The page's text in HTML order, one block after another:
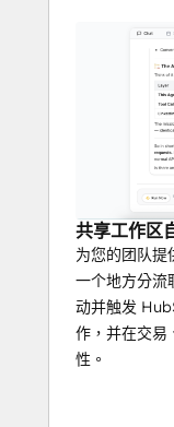
共享工作区
为您的团队提
一个地方分流
动并触发
作，并在交易
性。